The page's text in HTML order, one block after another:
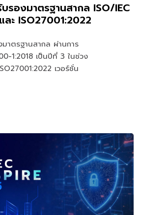
บรองมาตรฐานสากล ISO/IEC
ะ ISO27001:2022
มาตรฐานสากล ผ่านการ
1:2018 เป็นปีที่ 3 ในช่วง
เวอร์ชั่น